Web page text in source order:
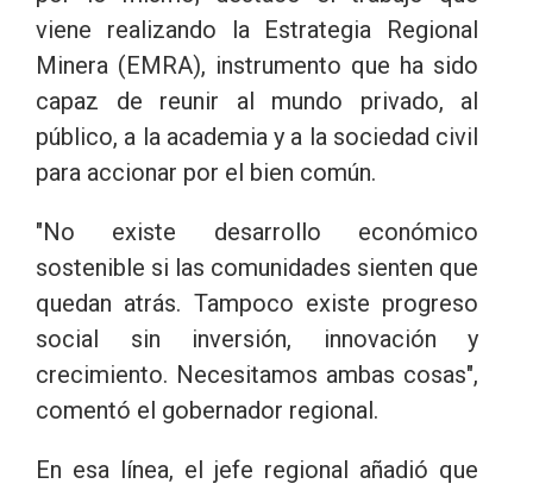
viene realizando la Estrategia Regional
Minera (EMRA), instrumento que ha sido
capaz de reunir al mundo privado, al
público, a la academia y a la sociedad civil
para accionar por el bien común.
"No existe desarrollo económico
sostenible si las comunidades sienten que
quedan atrás. Tampoco existe progreso
social sin inversión, innovación y
crecimiento. Necesitamos ambas cosas",
comentó el gobernador regional.
En esa línea, el jefe regional añadió que